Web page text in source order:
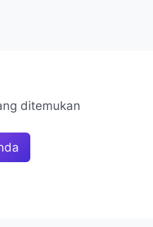
ditemukan